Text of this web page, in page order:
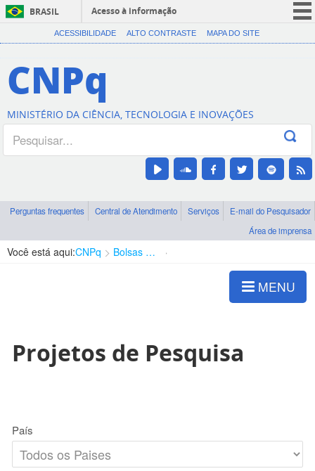
BRASIL
Acesso à informação
CORONAVÍRUS (COVID-19)
Canais
ACESSIBILIDADE ALTO CONTRASTE MAPA DO SITE
CNPq
MINISTÉRIO DA CIÊNCIA, TECNOLOGIA E INOVAÇÕES
Perguntas frequentes Central de Atendimento Serviços
E-mail do Pesquisador
Área de imprensa
Você está aqui:CNPq Bolsas e Auxílios Vigentes
MENU
Projetos de Pesquisa
País